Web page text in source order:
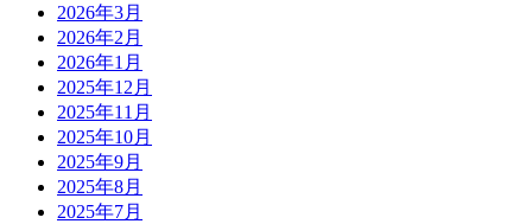
2026年3月
2026年2月
2026年1月
2025年12月
2025年11月
2025年10月
2025年9月
2025年8月
2025年7月